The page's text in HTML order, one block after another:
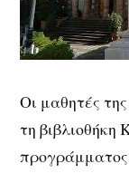
Οι μαθητές
τη